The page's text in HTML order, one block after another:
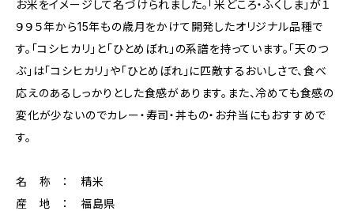
お米をイメージして名づけられました。「米どころ・ふくしま」が１
９９５年から15年もの歳月をかけて開発したオリジナル品種で
す。「コシヒカリ」と「ひとめぼれ」の系譜を持っています。「天のつ
ぶ」は「コシヒカリ」や「ひとめぼれ」に匹敵するおいしさで、食べ
応えのあるしっかりとした食感があります。また、冷めても食感の
変化が少ないのでカレー・寿司・丼もの・お弁当にもおすすめで
す。
名 称 ： 精米
産 地 ： 福島県